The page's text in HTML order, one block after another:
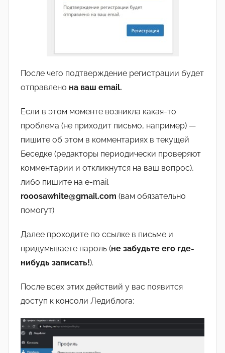
После чего подтверждение регистрации будет
отправлено на ваш email.
Если в этом моменте возникла какая-то
проблема (не приходит письмо, например) —
пишите об этом в комментариях в текущей
Беседке (редакторы периодически проверяют
комментарии и откликнутся на ваш вопрос),
либо пишите на e-mail
rooosawhite@gmail.com (вам обязательно
помогут)
Далее проходите по ссылке в письме и
придумываете пароль (не забудьте его где-
нибудь записать!).
После всех этих действий у вас появится
доступ к консоли Ледиблога: